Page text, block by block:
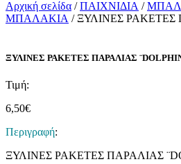
Αρχική σελίδα /ΠΑΙΧΝΙΔΙΑ /
ΜΠΑΛΑΚΙΑ / ΞΥΛΙΝΕΣ ΡΑΚΕΤΕΣ
ΞΥΛΙΝΕΣ ΡΑΚΕΤΕΣ ΠΑΡΑΛΙΑΣ
Τιμή:
6,50€
Περιγραφή:
ΞΥΛΙΝΕΣ ΡΑΚΕΤΕΣ ΠΑΡΑΛΙΑΣ